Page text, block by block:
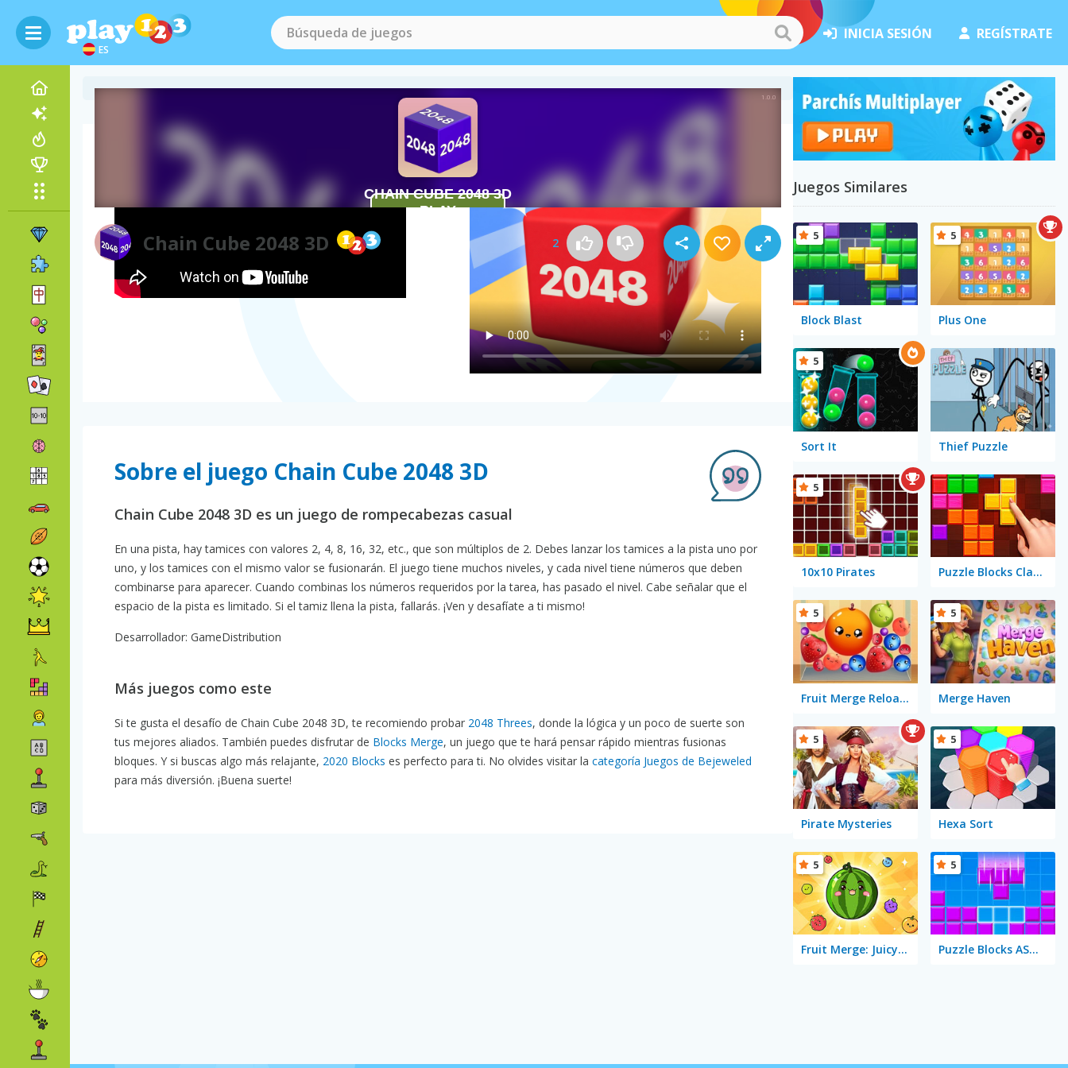
ES
INICIA SESIÓN REGÍSTRATE
Chain Cube 2048 3D 2
Vídeo del juego Cómo jugar a Chain Cube 2048 3D
Sobre el juego Chain Cube 2048 3D
Chain Cube 2048 3D es un juego de rompecabezas casual
En una pista, hay tamices con valores 2, 4, 8, 16, 32, etc., que son múltiplos de 2. Debes lanzar los tamices a la pista uno por
uno, y los tamices con el mismo valor se fusionarán. El juego tiene muchos niveles, y cada nivel tiene números que deben
combinarse para aparecer. Cuando combinas los números requeridos por la tarea, has pasado el nivel. Cabe señalar que el
espacio de la pista es limitado. Si el tamiz llena la pista, fallarás. ¡Ven y desafíate a ti mismo!
Desarrollador: GameDistribution
Más juegos como este
Si te gusta el desafío de Chain Cube 2048 3D, te recomiendo probar 2048 Threes, donde la lógica y un poco de suerte son
tus mejores aliados. También puedes disfrutar de Blocks Merge, un juego que te hará pensar rápido mientras fusionas
bloques. Y si buscas algo más relajante, 2020 Blocks es perfecto para ti. No olvides visitar la categoría Juegos de Bejeweled
para más diversión. ¡Buena suerte!
Juegos Similares
Block Blast
5
Plus One
5
Sort It
5
Thief Puzzle
10x10 Pirates
5
Puzzle Blocks Classic
Fruit Merge Reloaded
5
Merge Haven
5
Pirate Mysteries
5
Hexa Sort
5
Fruit Merge: Juicy Drop Game
5
Puzzle Blocks ASMR Match
5